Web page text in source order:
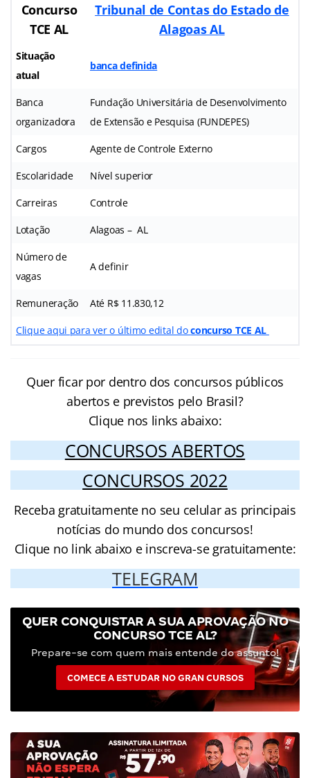
Concurso
TCE AL
Tribunal de Contas do Estado de
Alagoas AL
Situação
atual
banca definida
Banca
organizadora
Fundação Universitária de Desenvolvimento
de Extensão e Pesquisa (FUNDEPES)
Cargos Agente de Controle Externo
Escolaridade Nível superior
Carreiras Controle
Lotação Alagoas – AL
Número de
vagas
A definir
Remuneração Até R$ 11.830,12
Clique aqui para ver o último edital doconcurso TCE AL
Quer ficar por dentro dos concursos públicos
abertos e previstos pelo Brasil?
Clique nos links abaixo:
CONCURSOS ABERTOS
CONCURSOS 2022
Receba gratuitamente no seu celular as principais
notícias do mundo dos concursos!
Clique no link abaixo e inscreva-se gratuitamente:
TELEGRAM
QUER CONQUISTAR A SUA APROVAÇÃO NO
CONCURSO TCE AL?
Prepare-se com quem mais entende do assunto!
COMECE A ESTUDAR NO GRAN CURSOS